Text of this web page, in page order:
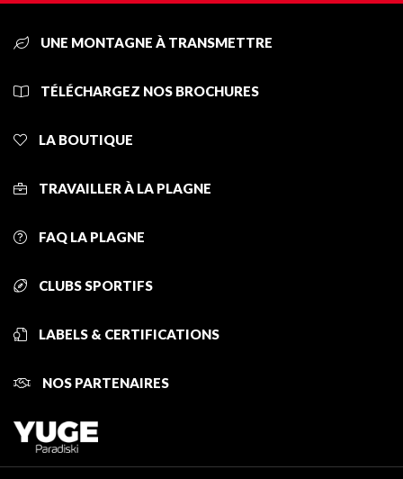
UNE MONTAGNE À TRANSMETTRE
TÉLÉCHARGEZ NOS BROCHURES
LA BOUTIQUE
TRAVAILLER À LA PLAGNE
FAQ LA PLAGNE
CLUBS SPORTIFS
LABELS & CERTIFICATIONS
NOS PARTENAIRES